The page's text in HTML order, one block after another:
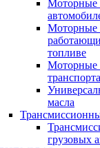
Моторные
Моторные
топливе
Моторные
транспорта
масла
грузовых